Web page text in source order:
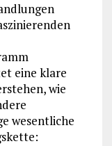
eine klare
wie
wesentliche